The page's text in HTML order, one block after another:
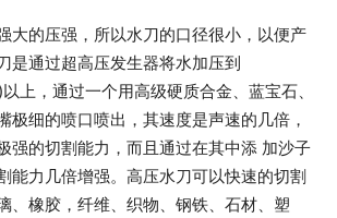
大的压强，所以水刀的口径很小，以便产
是通过超高压发生器将水加压到
上，通过一个用高级硬质合金、蓝宝石、
极细的喷口喷出，其速度是声速的几倍，
强的切割能力，而且通过在其中添 加沙子
能力几倍增强。高压水刀可以快速的切割
、橡胶，纤维、织物、钢铁、石材、塑